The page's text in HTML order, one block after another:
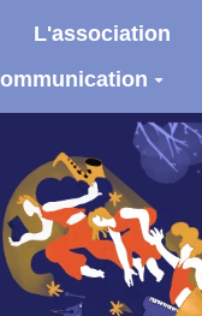
L'association